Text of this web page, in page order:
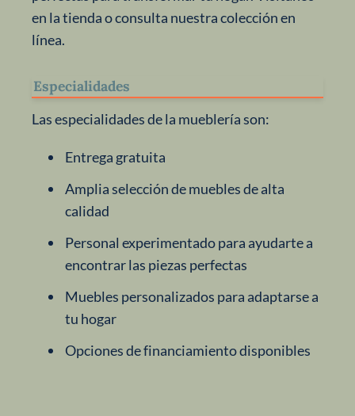
en la tienda o consulta nuestra colección en
línea.
Especialidades
Las especialidades de la mueblería son:
Entrega gratuita
Amplia selección de muebles de alta
calidad
Personal experimentado para ayudarte a
encontrar las piezas perfectas
Muebles personalizados para adaptarse a
tu hogar
Opciones de financiamiento disponibles